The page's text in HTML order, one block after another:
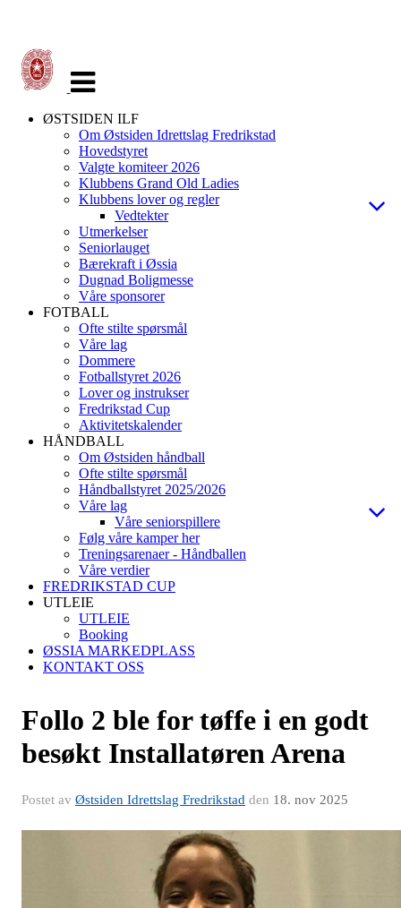
navigasjon
ØSTSIDEN ILF
Om Østsiden Idrettslag Fredrikstad
Hovedstyret
Valgte komiteer 2026
Klubbens Grand Old Ladies
Klubbens lover og regler
Vedtekter
Utmerkelser
Seniorlauget
Bærekraft i Øssia
Dugnad Boligmesse
Våre sponsorer
FOTBALL
Ofte stilte spørsmål
Våre lag
Dommere
Fotballstyret 2026
Lover og instrukser
Fredrikstad Cup
Aktivitetskalender
HÅNDBALL
Om Østsiden håndball
Ofte stilte spørsmål
Håndballstyret 2025/2026
Våre lag
Våre seniorspillere
Følg våre kamper her
Treningsarenaer - Håndballen
Våre verdier
FREDRIKSTAD CUP
UTLEIE
UTLEIE
Booking
ØSSIA MARKEDPLASS
KONTAKT OSS
Follo 2 ble for tøffe i en godt
besøkt Installatøren Arena
Postet av Østsiden Idrettslag Fredrikstad den 18. nov 2025